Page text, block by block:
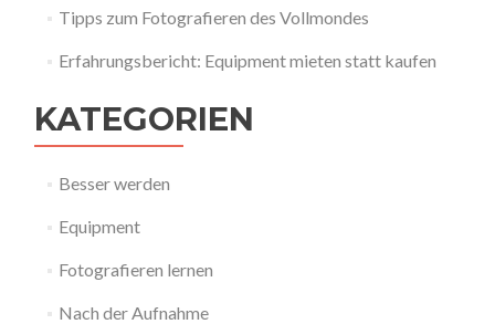
Tipps zum Fotografieren des Vollmondes
Erfahrungsbericht: Equipment mieten statt kaufen
KATEGORIEN
Besser werden
Equipment
Fotografieren lernen
Nach der Aufnahme